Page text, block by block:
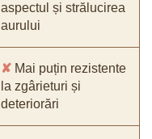
aspectul și strălucirea
aurului
✘ Mai puțin rezistente
la zgârieturi și
deteriorări